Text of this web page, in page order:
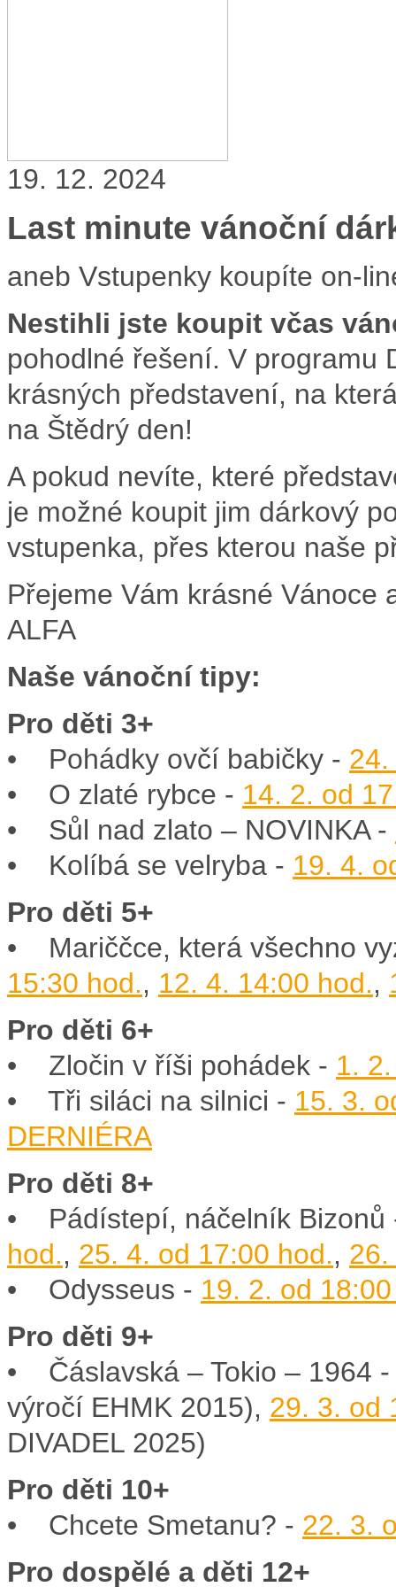
19. 12. 2024
Last minute vánoční
aneb Vstupenky koupíte on-
Nestihli jste koupit včas
pohodlné řešení. V programu
krásných představení, na
na Štědrý den!
A pokud nevíte, které
je možné koupit jim dárkový
vstupenka, přes kterou naše
Přejeme Vám krásné Vánoce
ALFA
Naše vánoční tipy:
Pro děti 3+
• Pohádky ovčí babičky -
• O zlaté rybce - 14. 2. od
• Sůl nad zlato – NOVINKA -
• Kolíbá se velryba - 19. 4.
Pro děti 5+
• Mariččce, která všechno
15:30 hod., 12. 4. 14:00 hod.,
Pro děti 6+
• Zločin v říši pohádek - 1.
• Tři siláci na silnici - 15. 3.
DERNIÉRA
Pro děti 8+
• Pádístepí, náčelník Bizonů
hod., 25. 4. od 17:00 hod.,
• Odysseus - 19. 2. od
Pro děti 9+
• Čáslavská – Tokio – 1964
výročí EHMK 2015), 29. 3. od
DIVADEL 2025)
Pro děti 10+
• Chcete Smetanu? - 22. 3.
Pro dospělé a děti 12+